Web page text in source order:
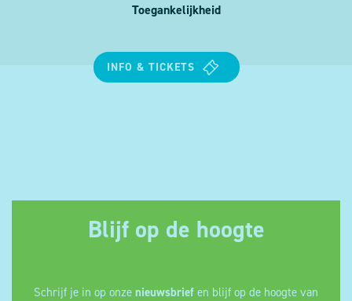
Toegankelijkheid
INFO & TICKETS
Blijf op de hoogte
Schrijf je in op onze nieuwsbrief en blijf op de hoogte van